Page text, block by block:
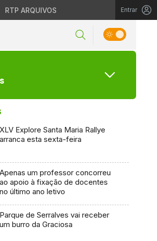
RTP ARQUIVOS Entrar
XLV Explore Santa Maria Rallye
arranca esta sexta-feira
Apenas um professor concorreu
ao apoio à fixação de docentes
no último ano letivo
Parque de Serralves vai receber
um burro da Graciosa